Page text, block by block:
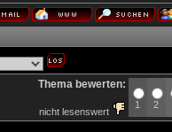
Thema bewerten:
nicht lesenswert
1 2